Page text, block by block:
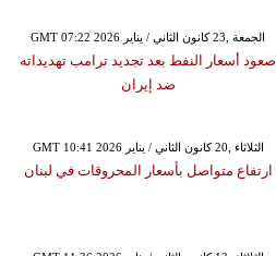
GMT 07:22 2026 الجمعة ,23 كانون الثاني / يناير
صعود أسعار النفط بعد تجديد ترامب تهديداته
ضد إيران
GMT 10:41 2026 الثلاثاء ,20 كانون الثاني / يناير
ارتفاع متواصل بأسعار المحروقات في لبنان